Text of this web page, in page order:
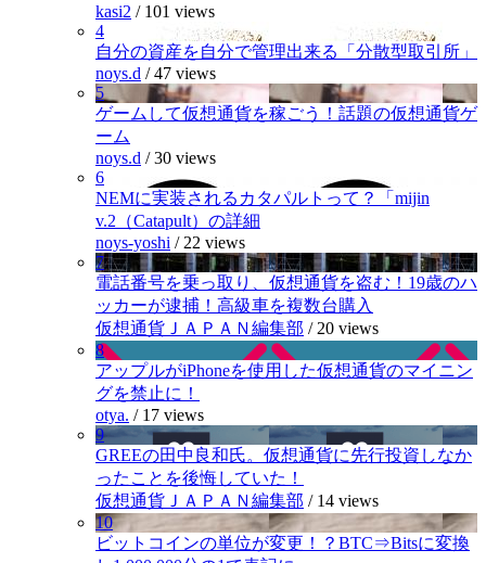
kasi2 / 101 views
4
自分の資産を自分で管理出来る「分散型取引所」
noys.d /47 views
5
ゲームして仮想通貨を稼ごう！話題の仮想通貨ゲ
ーム
noys.d /30 views
6
NEMに実装されるカタパルトって？「mijin
v.2（Catapult）の詳細
noys-yoshi / 22 views
7
電話番号を乗っ取り、仮想通貨を盗む！19歳のハ
ッカーが逮捕！高級車を複数台購入
仮想通貨ＪＡＰＡＮ編集部 / 20 views
8
アップルがiPhoneを使用した仮想通貨のマイニン
グを禁止に！
otya. / 17 views
9
GREEの田中良和氏。仮想通貨に先行投資しなか
ったことを後悔していた！
仮想通貨ＪＡＰＡＮ編集部 / 14 views
10
ビットコインの単位が変更！？BTC⇒Bitsに変換